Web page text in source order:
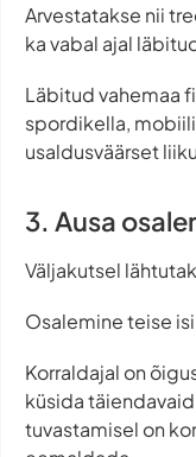
Arvestatakse nii
ka vabal ajal
Läbitud vahemaa
spordikella,
usaldusväärset
3. Ausa
Väljakutsel
Osalemine teise
Korraldajal on
küsida
tuvastamisel on